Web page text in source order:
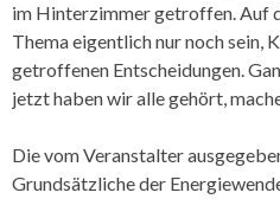
im Hinterzimmer getroffen. Auf
Thema eigentlich nur noch sein,
getroffenen Entscheidungen.
jetzt haben wir alle gehört,
Die vom Veranstalter
Grundsätzliche der